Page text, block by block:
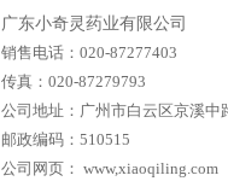
广东小奇灵药业有限公司
销售电话：020-87277403
传真：020-87279793
公司地址：广州市白云区京溪
邮政编码：510515
公司网页： www,xiaoqiling.com